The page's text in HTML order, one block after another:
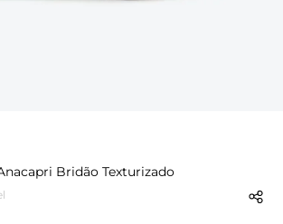
Bridão Texturizado